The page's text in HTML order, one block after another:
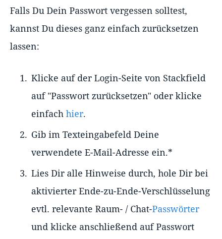
Falls Du Dein Passwort vergessen solltest,
kannst Du dieses ganz einfach zurücksetzen
lassen:
Klicke auf der Login-Seite von Stackfield
auf "Passwort zurücksetzen" oder klicke
einfach hier.
Gib im Texteingabefeld Deine
verwendete E-Mail-Adresse ein.*
Lies Dir alle Hinweise durch, hole Dir bei
aktivierter Ende-zu-Ende-Verschlüsselung
evtl. relevante Raum- / Chat-Passwörter
und klicke anschließend auf Passwort